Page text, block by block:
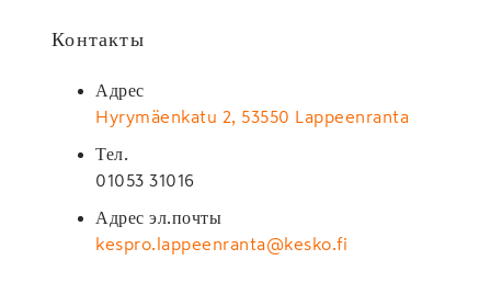
Контакты
Адрес
Hyrymäenkatu 2, 53550 Lappeenranta
Тел.
01053 31016
Адрес эл.почты
kespro.lappeenranta@kesko.fi